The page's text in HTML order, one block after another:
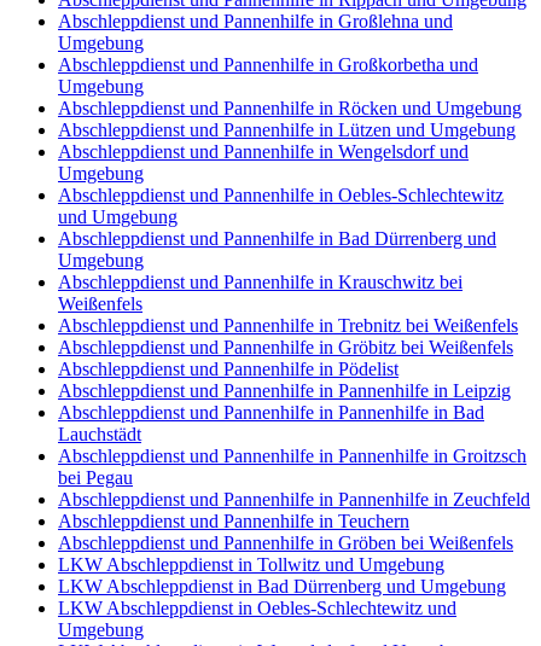
Abschleppdienst und Pannenhilfe in Großlehna und
Umgebung
Abschleppdienst und Pannenhilfe in Großkorbetha und
Umgebung
Abschleppdienst und Pannenhilfe in Röcken und Umgebung
Abschleppdienst und Pannenhilfe in Lützen und Umgebung
Abschleppdienst und Pannenhilfe in Wengelsdorf und
Umgebung
Abschleppdienst und Pannenhilfe in Oebles-Schlechtewitz
und Umgebung
Abschleppdienst und Pannenhilfe in Bad Dürrenberg und
Umgebung
Abschleppdienst und Pannenhilfe in Krauschwitz bei
Weißenfels
Abschleppdienst und Pannenhilfe in Trebnitz bei Weißenfels
Abschleppdienst und Pannenhilfe in Gröbitz bei Weißenfels
Abschleppdienst und Pannenhilfe in Pödelist
Abschleppdienst und Pannenhilfe in Pannenhilfe in Leipzig
Abschleppdienst und Pannenhilfe in Pannenhilfe in Bad
Lauchstädt
Abschleppdienst und Pannenhilfe in Pannenhilfe in Groitzsch
bei Pegau
Abschleppdienst und Pannenhilfe in Pannenhilfe in Zeuchfeld
Abschleppdienst und Pannenhilfe in Teuchern
Abschleppdienst und Pannenhilfe in Gröben bei Weißenfels
LKW Abschleppdienst in Tollwitz und Umgebung
LKW Abschleppdienst in Bad Dürrenberg und Umgebung
LKW Abschleppdienst in Oebles-Schlechtewitz und
Umgebung